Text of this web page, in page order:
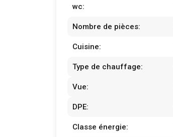
wc:
Nombre de pièces:
Cuisine:
Type de chauffage:
Vue:
DPE:
Classe énergie: